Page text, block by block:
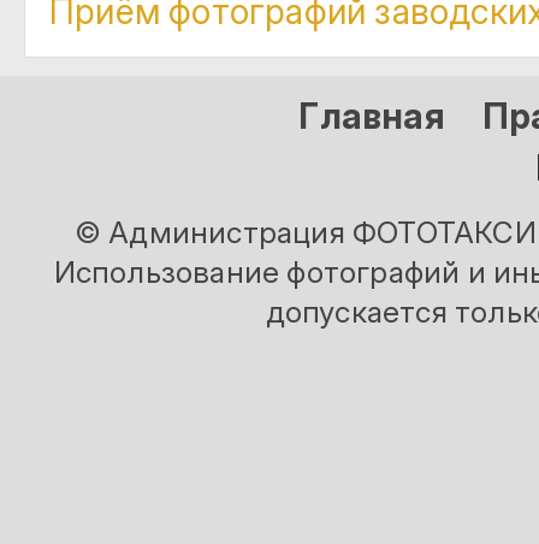
Приём фотографий
Главная
© Администрация ФОТОТАКСИ
Использование фотографий и
допускается